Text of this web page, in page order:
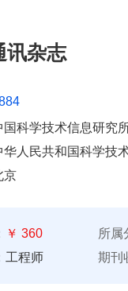
讯杂志
国科学技术信息研究
华人民共和国科学技
京
￥ 360 所属
工程师 期刊